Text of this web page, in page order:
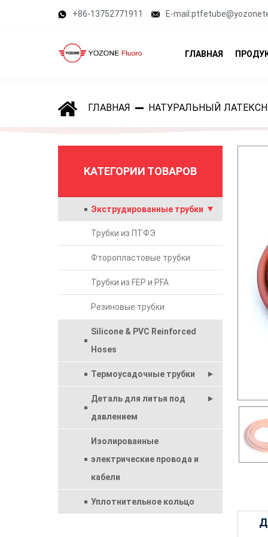
+86-13752771911 E-
ГЛАВНАЯ
ГЛАВНАЯ НАТУРАЛЬНЫЙ
КАТЕГОРИИ ТОВАРОВ
Экструдированные трубки
Трубки из ПТФЭ
Фторопластовые трубки
Трубки из FEP и PFA
Резиновые трубки
Silicone & PVC Reinforced
Hoses
Термоусадочные трубки
Деталь для литья под
давлением
Изолированные
электрические провода и
кабели
Уплотнительное кольцо